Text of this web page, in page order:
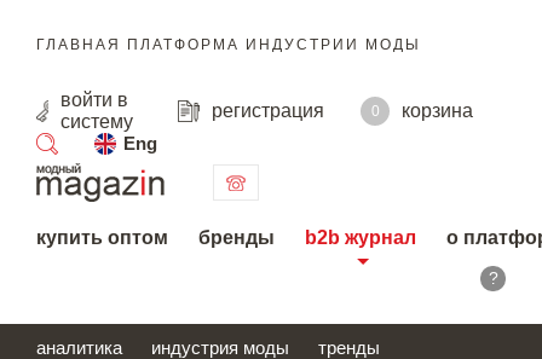
ГЛАВНАЯ ПЛАТФОРМА ИНДУСТРИИ МОДЫ
войти в
систему
регистрация 0
корзина
Eng
поиск
купить оптом бренды b2b журнал о
?
аналитика индустрия моды тренды